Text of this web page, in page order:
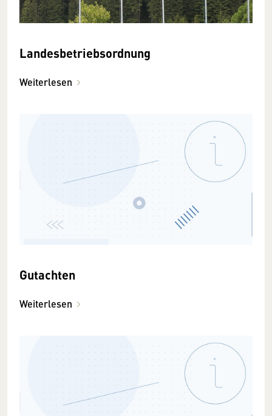
Landesbetriebsordnung
Weiterlesen
Gutachten
Weiterlesen